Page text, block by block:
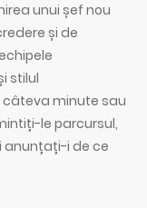
unui șef nou
și de
stilul
minute sau
le parcursul,
anunțați-i de ce